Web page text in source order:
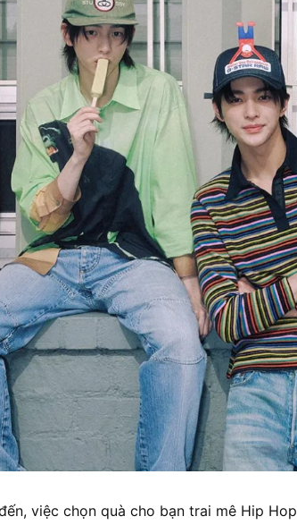
việc chọn quà cho bạn trai mê Hip